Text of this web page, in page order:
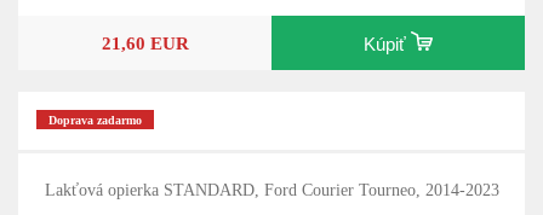
21,60 EUR Kúpiť
Doprava zadarmo
Lakťová opierka STANDARD, Ford Courier Tourneo, 2014-2023